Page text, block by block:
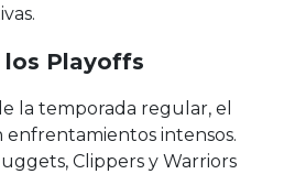
Playoffs
la temporada regular, el
enfrentamientos intensos.
Clippers y Warriors